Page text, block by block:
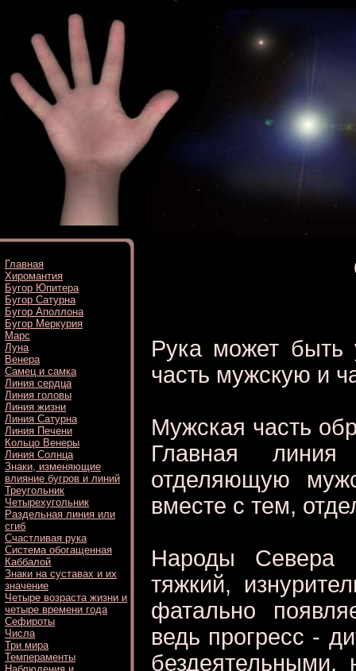
Главная
Хиромантия
Бугор Юпитера
Бугор Сатурна
Бугор Аполлона
Бугор Меркурия
Марс
Луна
Венера
Самец и самка
Линия сердца
Линия головы
Линия жизни
Линия Сатурна
Линия Печени
Кольцо Венеры
Линия Солнца
Знаки, изменяющие
влияние бугров и линий
Треугольник
Четырехугольник
Раздельная линия или
сгиб
Счастливая рука
Система обогащенная
Каббалой
Знаки на суставах и их
значение
Четыре возраста жизни и
четыре времени года
Сефироты
Числа
Три мира
Темпераменты
Рука может быть
часть мужскую и
Мужская часть
Главная
отделяющую
вместе с тем,
Народы Севера
тяжкий,
фатально
ведь прогресс -
бездеятельными,